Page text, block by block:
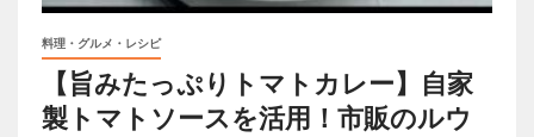
料理・グルメ・レシピ
【旨みたっぷりトマトカレー】自家
製トマトソースを活用！市販のルウ